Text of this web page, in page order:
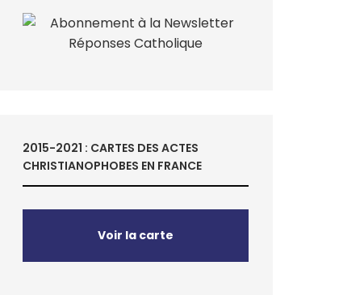
2015-2021 : CARTES DES ACTES
CHRISTIANOPHOBES EN FRANCE
Voir la carte